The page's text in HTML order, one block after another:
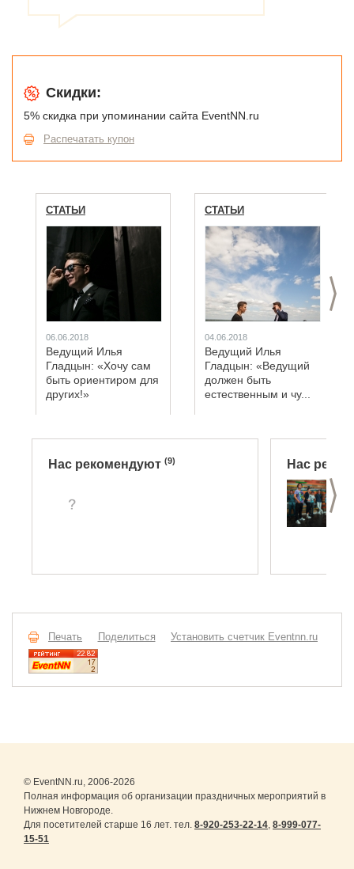
Скидки:
5% скидка при упоминании сайта EventNN.ru
Распечатать купон
>
СТАТЬИ
06.06.2018
Ведущий Илья
Гладцын: «Хочу сам
быть ориентиром для
других!»
СТАТЬИ
04.06.2018
Ведущий Илья
Гладцын: «Ведущий
должен быть
естественным и чу...
>
Нас рекомендуют (9) Нас
Печать Поделиться Установить счетчик Eventnn.ru
© EventNN.ru, 2006-2026
Полная информация об организации праздничных мероприятий в
Нижнем Новгороде.
Для посетителей старше 16 лет. тел. 8-920-253-22-14, 8-999-077-
15-51